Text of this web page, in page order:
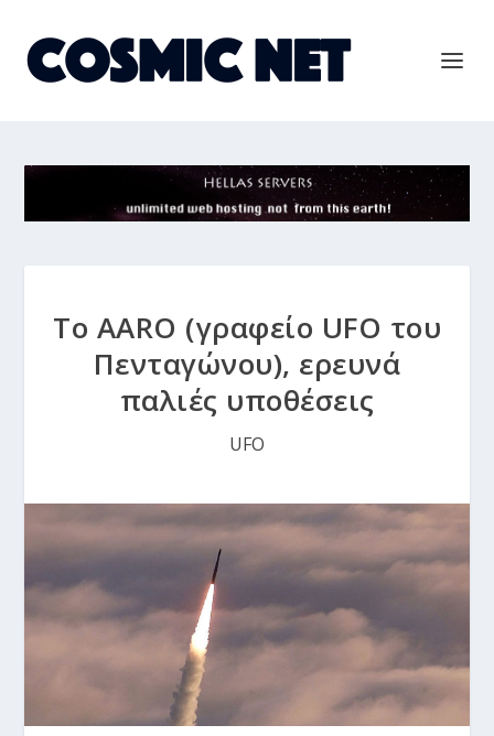
Το AARO (γραφείο UFO του
Πενταγώνου), ερευνά
παλιές υποθέσεις
UFO